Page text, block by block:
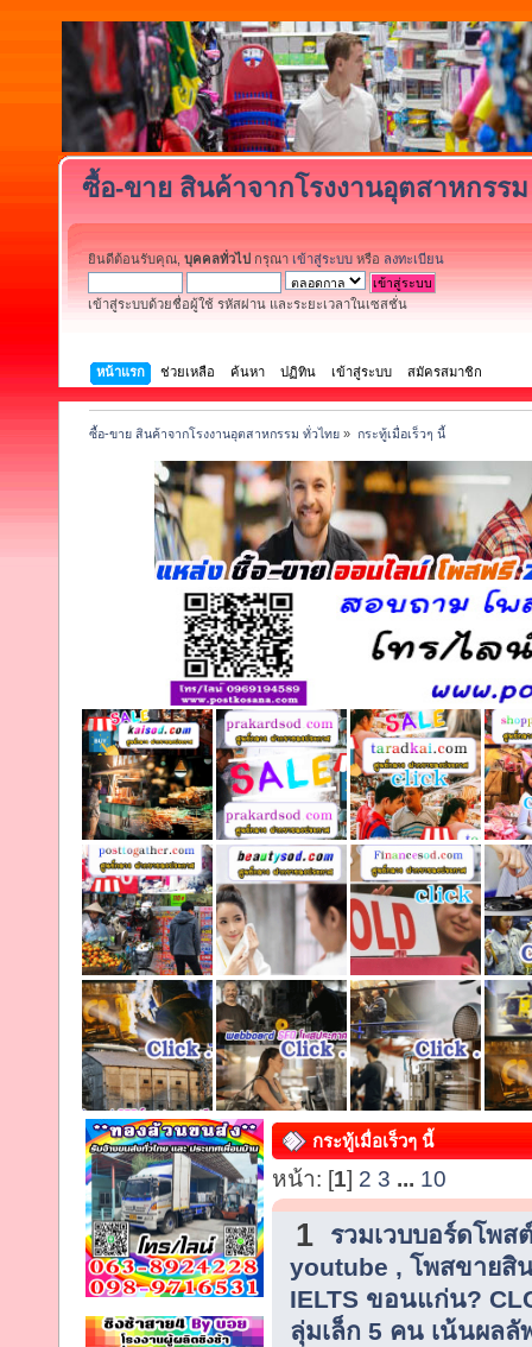
ซื้อ-ขาย สินค้าจากโรงงานอุตสาหกรร
ยินดีต้อนรับคุณ, บุคคลทั่วไป กรุณา เข้าสู่ระบบ หรือ ลงทะเบียน
เข้าสู่ระบบด้วยชื่อผู้ใช้ รหัสผ่าน และระยะเวลาในเซสชั่น
หน้าแรก ช่วยเหลือ ค้นหา ปฏิทิน เข้าสู่ระบบ สมัครสมาชิก
ซื้อ-ขาย สินค้าจากโรงงานอุตสาหกรรม ทั่วไทย » กระทู้เมื่อเร็วๆ นี้
กระทู้เมื่อเร็วๆ นี้
หน้า: [1] 2 3 ... 10
1
รวมเวบบอร์ดโพส
youtube , โพสขายสิ
IELTS ขอนแก่น?
ลุ่มเล็ก 5 คน เน้นผลลั